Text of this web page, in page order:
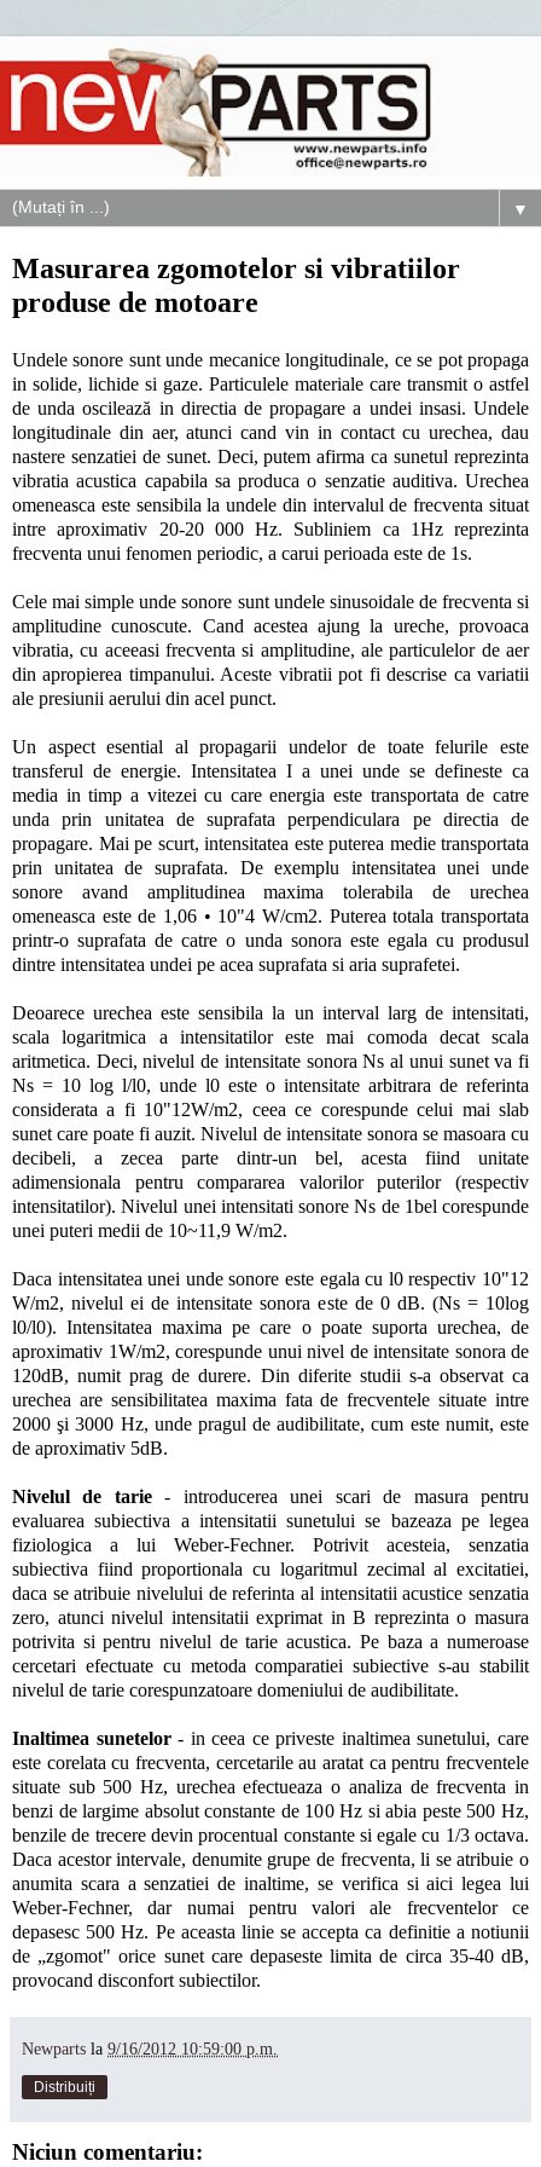
▼
Masurarea zgomotelor si vibratiilor
produse de motoare
Undele sonore sunt unde mecanice longitudinale, ce se pot propaga
in solide, lichide si gaze. Particulele materiale care transmit o astfel
de unda oscilează in directia de propagare a undei insasi. Undele
longitudinale din aer, atunci cand vin in contact cu urechea, dau
nastere senzatiei de sunet. Deci, putem afirma ca sunetul reprezinta
vibratia acustica capabila sa produca o senzatie auditiva. Urechea
omeneasca este sensibila la undele din intervalul de frecventa situat
intre aproximativ 20-20 000 Hz. Subliniem ca 1Hz reprezinta
frecventa unui fenomen periodic, a carui perioada este de 1s.
Cele mai simple unde sonore sunt undele sinusoidale de frecventa si
amplitudine cunoscute. Cand acestea ajung la ureche, provoaca
vibratia, cu aceeasi frecventa si amplitudine, ale particulelor de aer
din apropierea timpanului. Aceste vibratii pot fi descrise ca variatii
ale presiunii aerului din acel punct.
Un aspect esential al propagarii undelor de toate felurile este
transferul de energie. Intensitatea I a unei unde se defineste ca
media in timp a vitezei cu care energia este transportata de catre
unda prin unitatea de suprafata perpendiculara pe directia de
propagare. Mai pe scurt, intensitatea este puterea medie transportata
prin unitatea de suprafata. De exemplu intensitatea unei unde
sonore avand amplitudinea maxima tolerabila de urechea
omeneasca este de 1,06 • 10"4 W/cm2. Puterea totala transportata
printr-o suprafata de catre o unda sonora este egala cu produsul
dintre intensitatea undei pe acea suprafata si aria suprafetei.
Deoarece urechea este sensibila la un interval larg de intensitati,
scala logaritmica a intensitatilor este mai comoda decat scala
aritmetica. Deci, nivelul de intensitate sonora Ns al unui sunet va fi
Ns = 10 log l/l0, unde l0 este o intensitate arbitrara de referinta
considerata a fi 10"12W/m2, ceea ce corespunde celui mai slab
sunet care poate fi auzit. Nivelul de intensitate sonora se masoara cu
decibeli, a zecea parte dintr-un bel, acesta fiind unitate
adimensionala pentru compararea valorilor puterilor (respectiv
intensitatilor). Nivelul unei intensitati sonore Ns de 1bel corespunde
unei puteri medii de 10~11,9 W/m2.
Daca intensitatea unei unde sonore este egala cu l0 respectiv 10"12
W/m2, nivelul ei de intensitate sonora este de 0 dB. (Ns = 10log
l0/l0). Intensitatea maxima pe care o poate suporta urechea, de
aproximativ 1W/m2, corespunde unui nivel de intensitate sonora de
120dB, numit prag de durere. Din diferite studii s-a observat ca
urechea are sensibilitatea maxima fata de frecventele situate intre
2000 şi 3000 Hz, unde pragul de audibilitate, cum este numit, este
de aproximativ 5dB.
Nivelul de tarie- introducerea unei scari de masura pentru
evaluarea subiectiva a intensitatii sunetului se bazeaza pe legea
fiziologica a lui Weber-Fechner. Potrivit acesteia, senzatia
subiectiva fiind proportionala cu logaritmul zecimal al excitatiei,
daca se atribuie nivelului de referinta al intensitatii acustice senzatia
zero, atunci nivelul intensitatii exprimat in B reprezinta o masura
potrivita si pentru nivelul de tarie acustica. Pe baza a numeroase
cercetari efectuate cu metoda comparatiei subiective s-au stabilit
nivelul de tarie corespunzatoare domeniului de audibilitate.
Inaltimea sunetelor- in ceea ce priveste inaltimea sunetului, care
este corelata cu frecventa, cercetarile au aratat ca pentru frecventele
situate sub 500 Hz, urechea efectueaza o analiza de frecventa in
benzi de largime absolut constante de 100 Hz si abia peste 500 Hz,
benzile de trecere devin procentual constante si egale cu 1/3 octava.
Daca acestor intervale, denumite grupe de frecventa, li se atribuie o
anumita scara a senzatiei de inaltime, se verifica si aici legea lui
Weber-Fechner, dar numai pentru valori ale frecventelor ce
depasesc 500 Hz. Pe aceasta linie se accepta ca definitie a notiunii
de „zgomot" orice sunet care depaseste limita de circa 35-40 dB,
provocand disconfort subiectilor.
Newparts la 9/16/2012 10:59:00 p.m.
Distribuiți
Niciun comentariu: